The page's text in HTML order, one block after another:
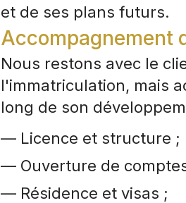
et de ses plans futurs.
Accompagnement
Nous restons avec le
l'immatriculation, mais
long de son
— Licence et structure ;
— Ouverture de
— Résidence et visas ;